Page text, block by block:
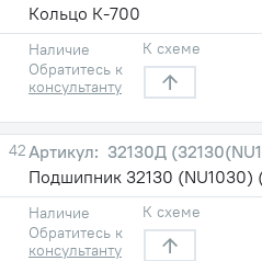
Кольцо К-700
Наличие
Обратитесь к
консультанту
К схеме
42
32130Д
Подшипник 32130 (NU1030)
Наличие
Обратитесь к
консультанту
К схеме